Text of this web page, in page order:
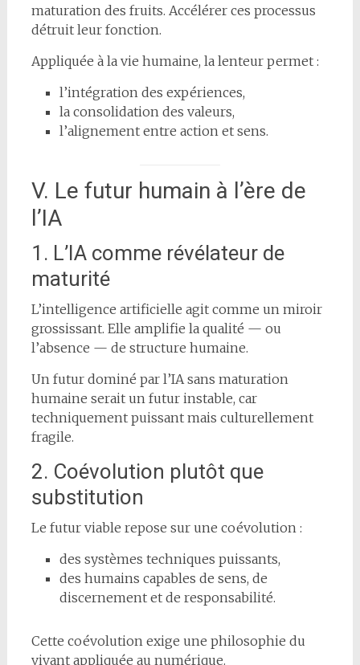
maturation des fruits. Accélérer ces processus
détruit leur fonction.
Appliquée à la vie humaine, la lenteur permet :
l’intégration des expériences,
la consolidation des valeurs,
l’alignement entre action et sens.
V. Le futur humain à l’ère de
l’IA
1. L’IA comme révélateur de
maturité
L’intelligence artificielle agit comme un miroir
grossissant. Elle amplifie la qualité — ou
l’absence — de structure humaine.
Un futur dominé par l’IA sans maturation
humaine serait un futur instable, car
techniquement puissant mais culturellement
fragile.
2. Coévolution plutôt que
substitution
Le futur viable repose sur une coévolution :
des systèmes techniques puissants,
des humains capables de sens, de
discernement et de responsabilité.
Cette coévolution exige une philosophie du
vivant appliquée au numérique.